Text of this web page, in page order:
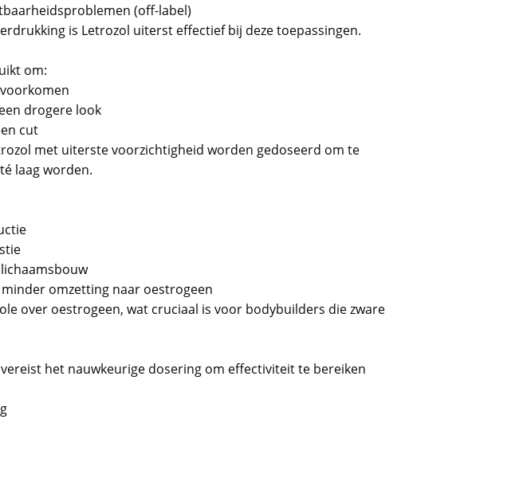
(off-label)
is Letrozol uiterst effectief bij deze toepassingen.
om:
drogere look
cut
met uiterste voorzichtigheid worden gedoseerd om te
laag worden.
omzetting naar oestrogeen
over oestrogeen, wat cruciaal is voor bodybuilders die zware
het nauwkeurige dosering om effectiviteit te bereiken